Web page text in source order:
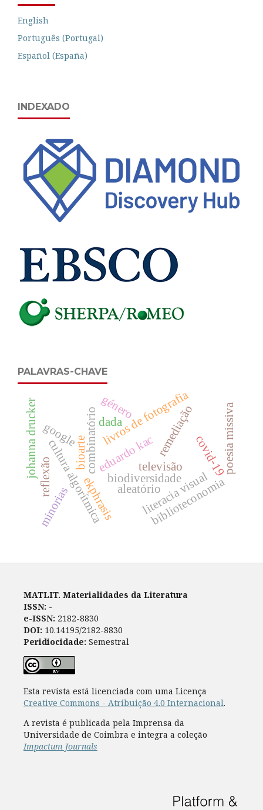
English
Português (Portugal)
Español (España)
INDEXADO
PALAVRAS-CHAVE
biodiversidade
bioartecombinatório remediação
google
cultura algorítmica
livros de fotografia
literacia visual
biblioteconomia
johanna drucker eduardo kac
aleatório
reflexão
género poesia missiva
dada
covid-19
ekphrasis
minorias
televisão
MATLIT. Materialidades da Literatura
ISSN: -
e-ISSN: 2182-8830
DOI: 10.14195/2182-8830
Peridiocidade: Semestral
Esta revista está licenciada com uma Licença
Creative Commons - Atribuição 4.0 Internacional.
A revista é publicada pela Imprensa da
Universidade de Coimbra e integra a coleção
Impactum Journals